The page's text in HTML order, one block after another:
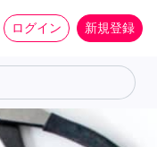
ログイン 新規登録